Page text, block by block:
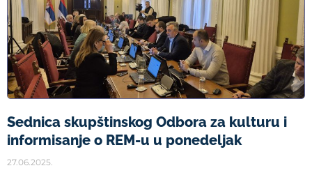
Sednica skupštinskog Odbora za kulturu i
informisanje o REM-u u ponedeljak
27.06.2025.